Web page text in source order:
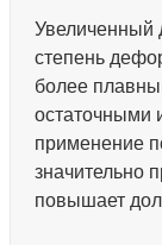
Увеличенный
степень
более
остаточными
применение
значительно
повышает